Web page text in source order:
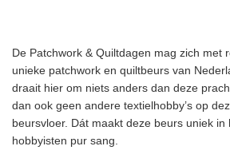
De Patchwork & Quiltdagen mag zich met
unieke patchwork en quiltbeurs van
draait hier om niets anders dan deze
dan ook geen andere textielhobby’s op
beursvloer. Dát maakt deze beurs uniek
hobbyisten pur sang.